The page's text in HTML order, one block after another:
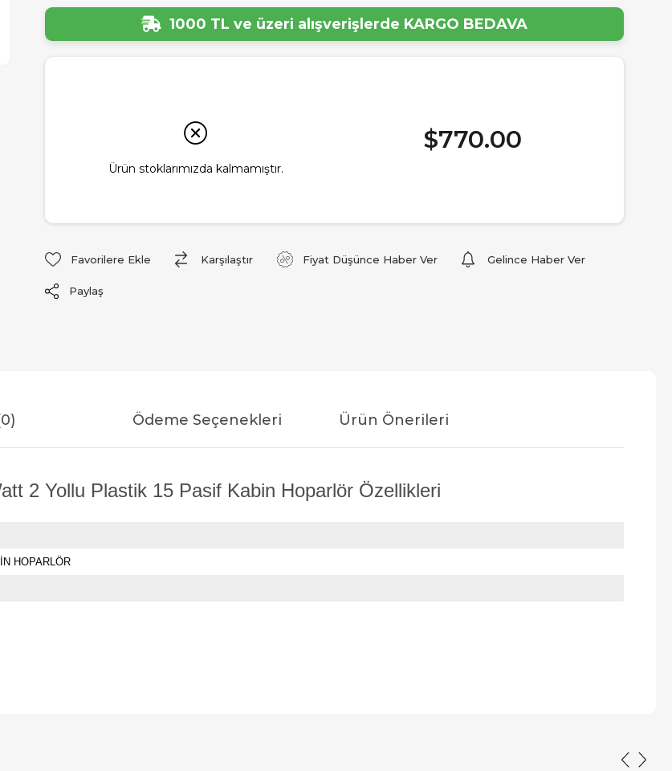
1000 TL ve üzeri alışverişlerde KARGO BEDAVA
Ürün stoklarımızda kalmamıştır.
$770.00
Favorilere Ekle Karşılaştır Fiyat Düşünce Haber Ver Gelince Haber Ver
Paylaş
Ödeme Seçenekleri Ürün Önerileri
2 Yollu Plastik 15 Pasif Kabin Hoparlör Özellikleri
HOPARLÖR